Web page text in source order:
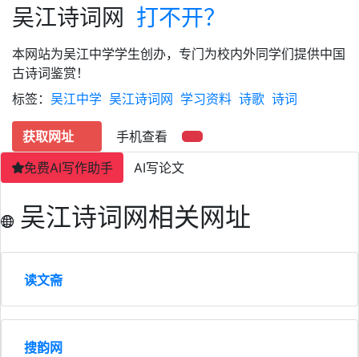
吴江诗词网 打不开？
本网站为吴江中学学生创办，专门为校内外同学们提供中国
古诗词鉴赏！
标签： 吴江中学 吴江诗词网 学习资料 诗歌 诗词
获取网址
手机查看
免费AI写作助手
AI写论文
吴江诗词网相关网址
读文斋
搜韵网